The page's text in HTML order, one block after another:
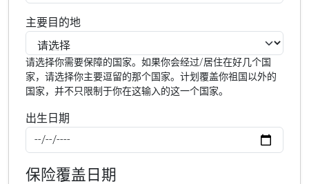
主要目的地
请选择你需要保障的国家。如果你会经过/居住在好几个国
家，请选择你主要逗留的那个国家。计划覆盖你祖国以外的
国家，并不只限制于你在这输入的这一个国家。
出生日期
保险覆盖日期